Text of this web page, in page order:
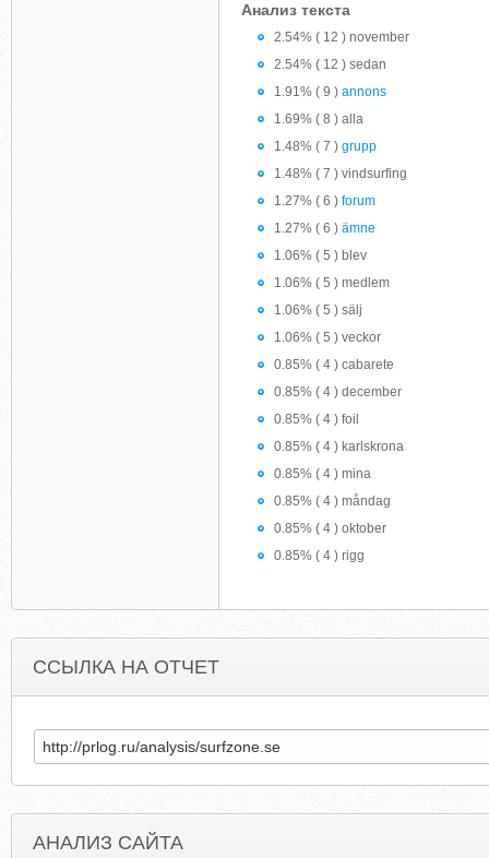
Анализ текста
2.54% ( 12 ) november
2.54% ( 12 ) sedan
1.91% ( 9 ) annons
1.69% ( 8 ) alla
1.48% ( 7 ) grupp
1.48% ( 7 ) vindsurfing
1.27% ( 6 ) forum
1.27% ( 6 ) ämne
1.06% ( 5 ) blev
1.06% ( 5 ) medlem
1.06% ( 5 ) sälj
1.06% ( 5 ) veckor
0.85% ( 4 ) cabarete
0.85% ( 4 ) december
0.85% ( 4 ) foil
0.85% ( 4 ) karlskrona
0.85% ( 4 ) mina
0.85% ( 4 ) måndag
0.85% ( 4 ) oktober
0.85% ( 4 ) rigg
ССЫЛКА НА ОТЧЕТ
АНАЛИЗ САЙТА